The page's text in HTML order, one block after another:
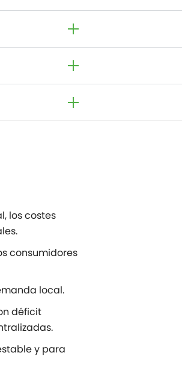
los costes
consumidores
local.
déficit
y para